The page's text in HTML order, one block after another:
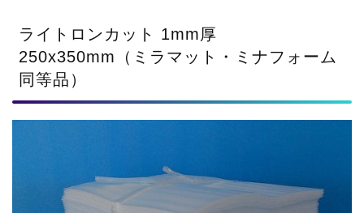
お知らせ
2024.2.27
全国へ確実・迅速に納品...
お知らせ
2024.2.27
オンラインショップを開設いたしました。...
お知らせ
2026.7.24
2026年 夏季休業のお知らせ...
2025.8.4
夏季休業のお知らせ...
ライトロンカット 1mm厚
250x350mm（ミラマット・ミナフォーム
同等品）